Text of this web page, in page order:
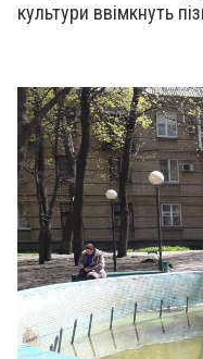
культури ввімкнуть